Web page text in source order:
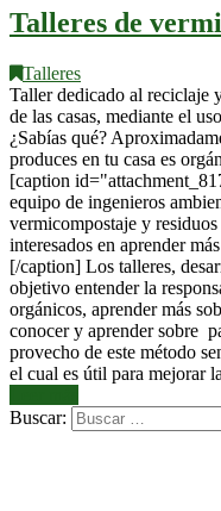
Talleres de
Talleres
Taller dedicado al reciclaje
de las casas, mediante el
¿Sabías qué?
produces en tu casa es
[caption
equipo de ingenieros
vermicompostaje y
interesados en aprender
[/caption] Los talleres,
objetivo entender la
orgánicos, aprender más
conocer y aprender sobre
provecho de este método
el cual es útil para mejorar
Buscar: